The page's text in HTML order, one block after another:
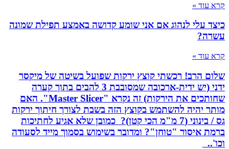
קרא עוד »
כיצד עלי לנהוג אם אני שומע קדושה באמצע תפילת שמונה
עשרה?
קרא עוד »
שלום הרב! רכשתי קוצץ ירקות שפועל בשיטה של מיקסר
ידני (יש ידית-ארכובה שמסובבת 3 להבים בתוך קערה
שחותכים את הירקות) זה נקרא "Master Slicer". האם
מותר יהיה להשתמש בקוצץ הזה בשבת לצורך חיתוך ירקות
גס / בינוני (7 מ"מ הכי קטן)? כמובן שלא אגיע לחתיכות
ברמת איסור "טוחן"? ומדובר בשימוש בסמוך מייד לסעודה
וכו'..